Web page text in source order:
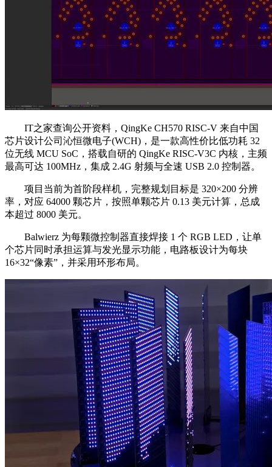
IT之家查询公开资料，QingKe CH570 RISC-V 来自中国
芯片设计公司沁恒微电子(WCH)，是一款高性价比低功耗 32
位无线 MCU SoC，搭载自研的 QingKe RISC-V3C 内核，主频
最高可达 100MHz，集成 2.4G 射频与全速 USB 2.0 控制器。
项目当前为首阶段样机，完整规划目标是 320×200 分辨
率，对应 64000 颗芯片，按照单颗芯片 0.13 美元计算，总成
本超过 8000 美元。
Balwierz 为每颗微控制器直接焊接 1 个 RGB LED，让单
个芯片同时承担运算与发光显示功能，电路板设计为每块
16×32“像素”，并采用环形布局。